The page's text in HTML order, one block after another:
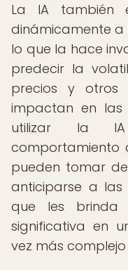
La IA también
dinámicamente a
lo que la hace
predecir la
precios y otros
impactan en las
utilizar la
comportamiento
pueden tomar
anticiparse a las
que les brinda
significativa en
vez más